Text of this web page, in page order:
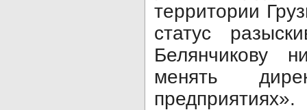
территории
статус
Белянчикову
менять
предприятиях».